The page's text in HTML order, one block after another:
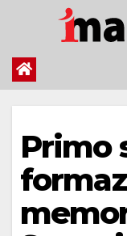
contenuto
Primo